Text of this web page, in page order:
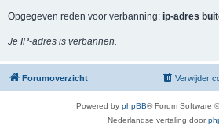
Opgegeven reden voor verbanning: ip-adres
Je IP-adres is verbannen.
Forumoverzicht Verwijder
Powered by phpBB® Forum Software
Nederlandse vertaling door